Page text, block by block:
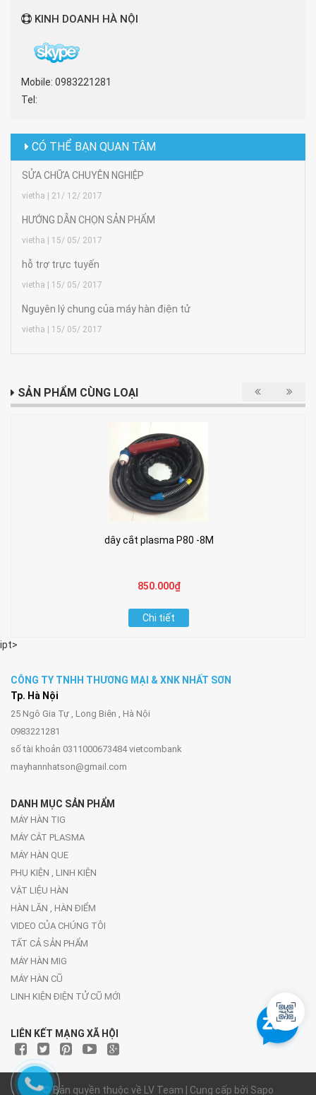
KINH DOANH HÀ NỘI
Mobile: 0983221281
Tel:
CÓ THỂ BẠN QUAN TÂM
SỬA CHỮA CHUYÊN NGHIỆP
vietha | 21/ 12/ 2017
HƯỚNG DẪN CHỌN SẢN PHẨM
vietha | 15/ 05/ 2017
hỗ trợ trực tuyến
vietha | 15/ 05/ 2017
Nguyên lý chung của máy hàn điện tử
vietha | 15/ 05/ 2017
SẢN PHẨM CÙNG LOẠI
dây cắt plasma P80 -8M
850.000₫
Chi tiết
ipt>
CÔNG TY TNHH THƯƠNG MẠI & XNK NHẤT SƠN
Tp. Hà Nội
25 Ngô Gia Tự , Long Biên , Hà Nội
0983221281
số tài khoản 0311000673484 vietcombank
mayhannhatson@gmail.com
DANH MỤC SẢN PHẨM
MÁY HÀN TIG
MÁY CẮT PLASMA
MÁY HÀN QUE
PHỤ KIỆN , LINH KIỆN
VẬT LIỆU HÀN
HÀN LĂN , HÀN ĐIỂM
VIDEO CỦA CHÚNG TÔI
TẤT CẢ SẢN PHẨM
MÁY HÀN MIG
MÁY HÀN CŨ
LINH KIỆN ĐIỆN TỬ CŨ MỚI
LIÊN KẾT MẠNG XÃ HỘI
© Bản quyền thuộc về LV Team | Cung cấp bởi Sapo